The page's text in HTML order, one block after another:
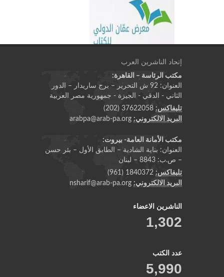
إتحاد الناشرين العرب
مكتب الرئاسة – القاهرة:
العنوان: 92 ش التحرير – برج ساريدار – الدور
الثاني - الدقي - الجيزة - جمهورية مصر العربية
تليفاكس:
البريد الالكتروني:
مكتب الأمانة العامة- بيروت:
العنوان: بناية الشادية – الطابق الأول – بئر حسن
– ص.ب: 8843 – لبنان
تليفاكس:
البريد الالكتروني:
الناشرين الاعضاء
1,302
عدد الكتب
5,990